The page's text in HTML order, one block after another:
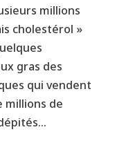
millions
cholestérol »
gras des
qui vendent
millions de